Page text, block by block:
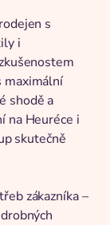
s
i
maximální
shodě a
na Heuréce i
skutečně
zákazníka –